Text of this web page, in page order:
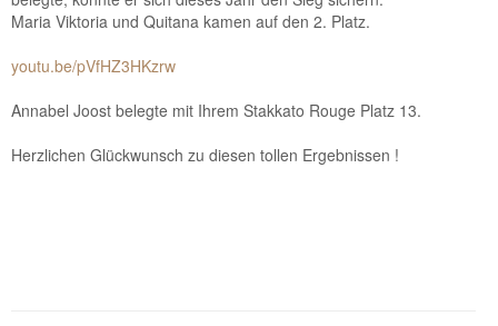
Maria Viktoria und Quitana kamen auf den 2. Platz.
youtu.be/pVfHZ3HKzrw
Annabel Joost belegte mit Ihrem Stakkato Rouge Platz 13.
Herzlichen Glückwunsch zu diesen tollen Ergebnissen !